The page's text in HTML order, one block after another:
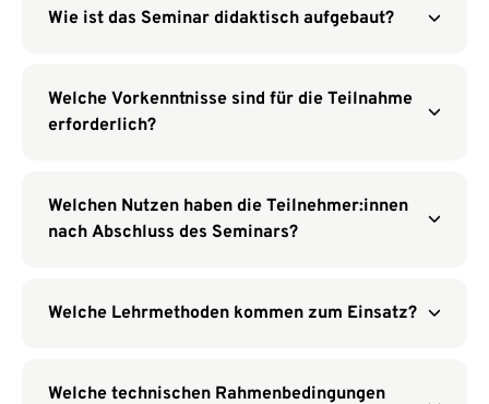
Wie ist das Seminar didaktisch aufgebaut?
Welche Vorkenntnisse sind für die Teilnahme
erforderlich?
Welchen Nutzen haben die Teilnehmer:innen
nach Abschluss des Seminars?
Welche Lehrmethoden kommen zum Einsatz?
Welche technischen Rahmenbedingungen